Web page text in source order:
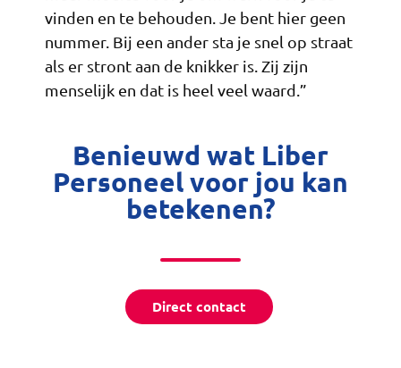
vinden en te behouden. Je bent hier geen
nummer. Bij een ander sta je snel op straat
als er stront aan de knikker is. Zij zijn
menselijk en dat is heel veel waard.”
Benieuwd wat Liber
Personeel voor jou kan
betekenen?
Direct contact